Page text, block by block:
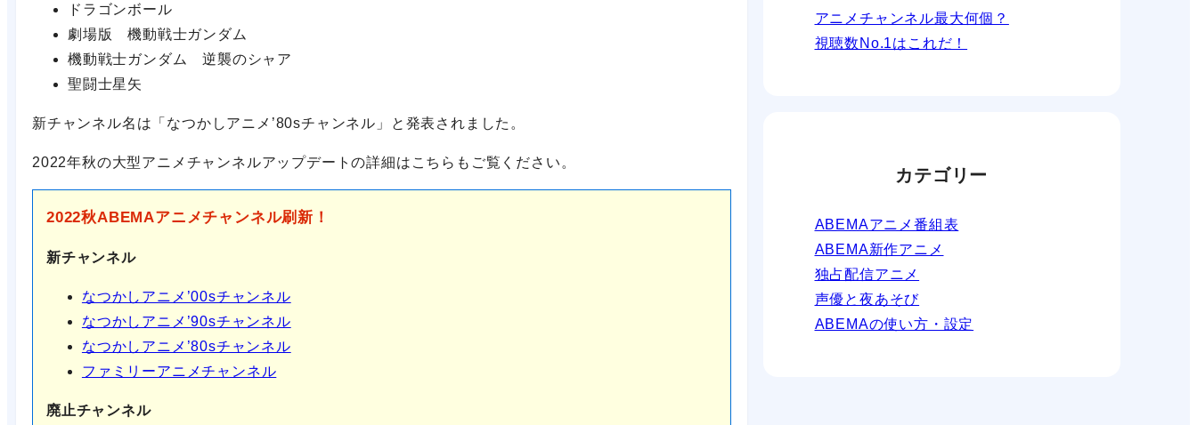
ドラゴンボール
劇場版 機動戦士ガンダム
機動戦士ガンダム 逆襲のシャア
聖闘士星矢
新チャンネル名は「なつかしアニメ’80sチャンネル」と発表されました。
2022年秋の大型アニメチャンネルアップデートの詳細はこちらもご覧ください。
2022秋ABEMAアニメチャンネル刷新！
新チャンネル
なつかしアニメ’00sチャンネル
なつかしアニメ’90sチャンネル
なつかしアニメ’80sチャンネル
ファミリーアニメチャンネル
廃止チャンネル
アニメチャンネル最大何個？
視聴数No.1はこれだ！
カテゴリー
ABEMAアニメ番組表
ABEMA新作アニメ
独占配信アニメ
声優と夜あそび
ABEMAの使い方・設定